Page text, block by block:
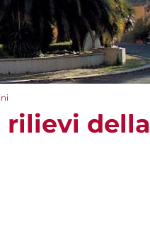
rilievi della